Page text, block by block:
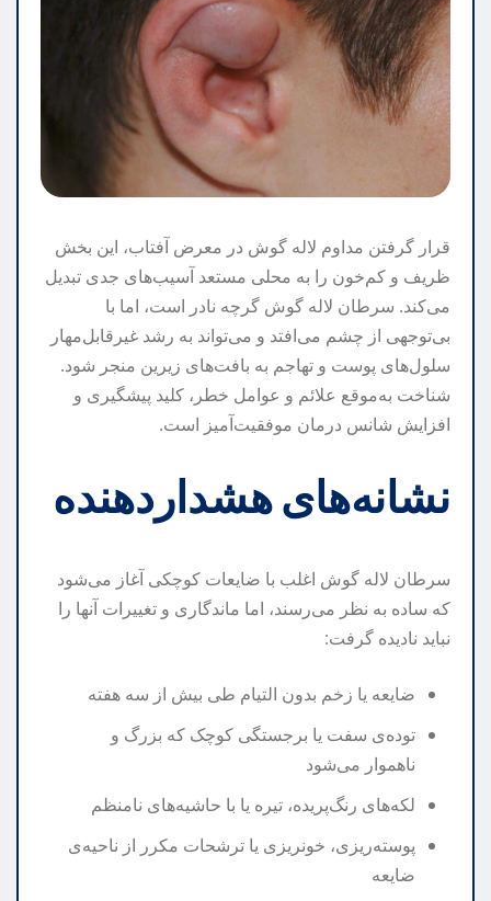
قرار گرفتن مداوم لاله گوش در معرض آفتاب، این بخش
ظریف و کم‌خون را به محلی مستعد آسیب‌های جدی تبدیل
می‌کند. سرطان لاله گوش گرچه نادر است، اما با
بی‌توجهی از چشم می‌افتد و می‌تواند به رشد غیرقابل‌مهار
سلول‌های پوست و تهاجم به بافت‌های زیرین منجر شود.
شناخت به‌موقع علائم و عوامل خطر، کلید پیشگیری و
افزایش شانس درمان موفقیت‌آمیز است.
نشانه‌های هشداردهنده
سرطان لاله گوش اغلب با ضایعات کوچکی آغاز می‌شود
که ساده به نظر می‌رسند، اما ماندگاری و تغییرات آنها را
نباید نادیده گرفت:
ضایعه یا زخم بدون التیام طی بیش از سه هفته
توده‌ی سفت یا برجستگی کوچک که بزرگ و
ناهموار می‌شود
لکه‌های رنگ‌پریده، تیره یا با حاشیه‌های نامنظم
پوسته‌ریزی، خونریزی یا ترشحات مکرر از ناحیه‌ی
ضایعه